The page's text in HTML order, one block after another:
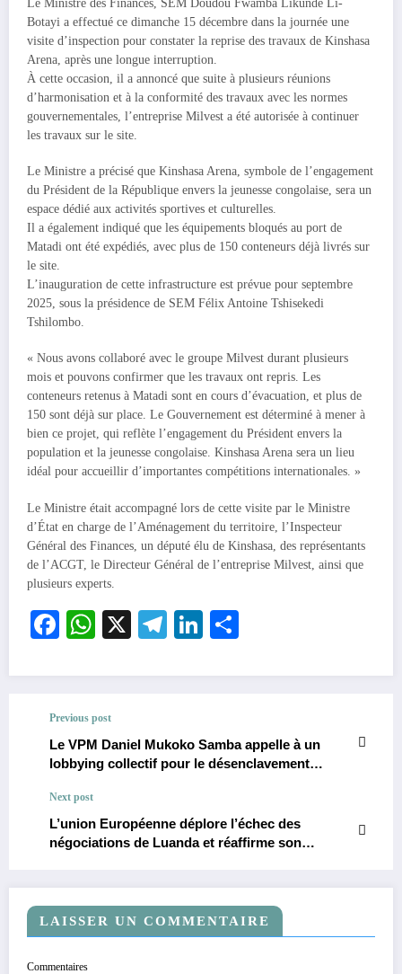
Le Ministre des Finances, SEM Doudou Fwamba Likunde Li-
Botayi a effectué ce dimanche 15 décembre dans la journée une
visite d’inspection pour constater la reprise des travaux de Kinshasa
Arena, après une longue interruption.
À cette occasion, il a annoncé que suite à plusieurs réunions
d’harmonisation et à la conformité des travaux avec les normes
gouvernementales, l’entreprise Milvest a été autorisée à continuer
les travaux sur le site.
Le Ministre a précisé que Kinshasa Arena, symbole de l’engagement
du Président de la République envers la jeunesse congolaise, sera un
espace dédié aux activités sportives et culturelles.
Il a également indiqué que les équipements bloqués au port de
Matadi ont été expédiés, avec plus de 150 conteneurs déjà livrés sur
le site.
L’inauguration de cette infrastructure est prévue pour septembre
2025, sous la présidence de SEM Félix Antoine Tshisekedi
Tshilombo.
« Nous avons collaboré avec le groupe Milvest durant plusieurs
mois et pouvons confirmer que les travaux ont repris. Les
conteneurs retenus à Matadi sont en cours d’évacuation, et plus de
150 sont déjà sur place. Le Gouvernement est déterminé à mener à
bien ce projet, qui reflète l’engagement du Président envers la
population et la jeunesse congolaise. Kinshasa Arena sera un lieu
idéal pour accueillir d’importantes compétitions internationales. »
Le Ministre était accompagné lors de cette visite par le Ministre
d’État en charge de l’Aménagement du territoire, l’Inspecteur
Général des Finances, un député élu de Kinshasa, des représentants
de l’ACGT, le Directeur Général de l’entreprise Milvest, ainsi que
plusieurs experts.
Facebook
WhatsApp
X Telegram
LinkedIn
Previous post
Le VPM Daniel Mukoko Samba appelle à un
lobbying collectif pour le désenclavement
Next post
L’union Européenne déplore l’échec des
négociations de Luanda et réaffirme son
LAISSER UN COMMENTAIRE
Commentaires